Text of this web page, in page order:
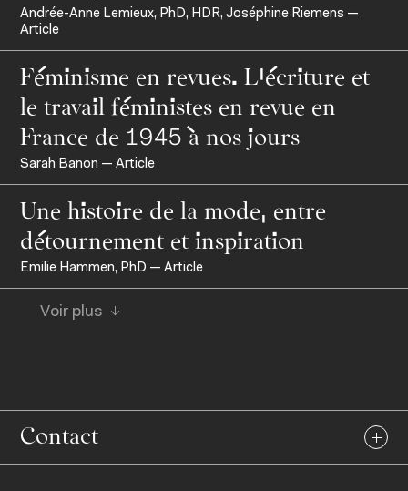
À propos de l'IFM
Fondation IFM
Corps professoral
Contact
Ressources
Relations entreprises
Entrepreneuriat
Andrée-Anne Lemieux, PhD, HDR, Joséphine Riemens —
Article
Féminisme en revues. L’écriture et
le travail féministes en revue en
France de 1945 à nos jours
Sarah Banon — Article
Une histoire de la mode, entre
détournement et inspiration
Emilie Hammen, PhD — Article
Voir plus
Contact